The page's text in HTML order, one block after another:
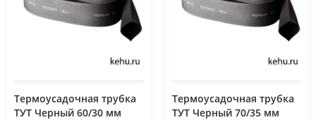
Термоусадочная трубка
ТУТ Черный 60/30 мм
Термоусадочная трубка
ТУТ Черный 70/35 мм